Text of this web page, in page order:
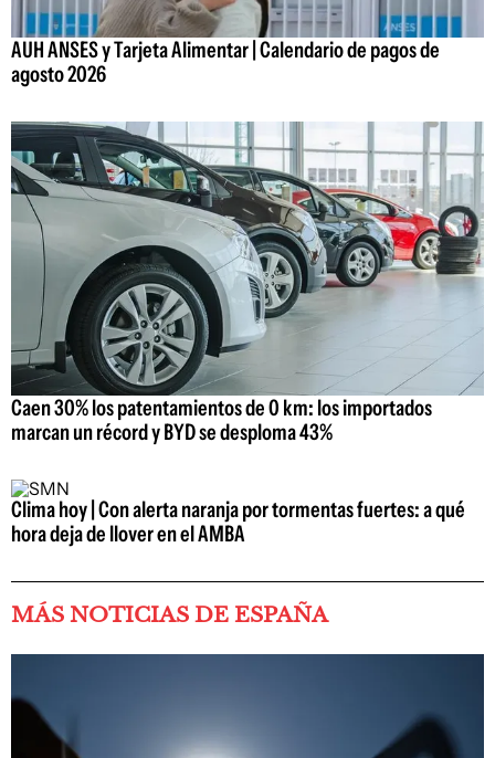
AUH ANSES y Tarjeta Alimentar | Calendario de pagos de
agosto 2026
Caen 30% los patentamientos de 0 km: los importados
marcan un récord y BYD se desploma 43%
Clima hoy | Con alerta naranja por tormentas fuertes: a qué
hora deja de llover en el AMBA
MÁS NOTICIAS DE ESPAÑA